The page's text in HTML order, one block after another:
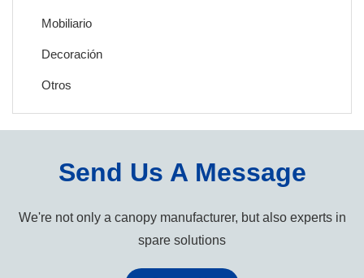
Mobiliario
Decoración
Otros
Send Us A Message
We're not only a canopy manufacturer, but also experts in
spare solutions